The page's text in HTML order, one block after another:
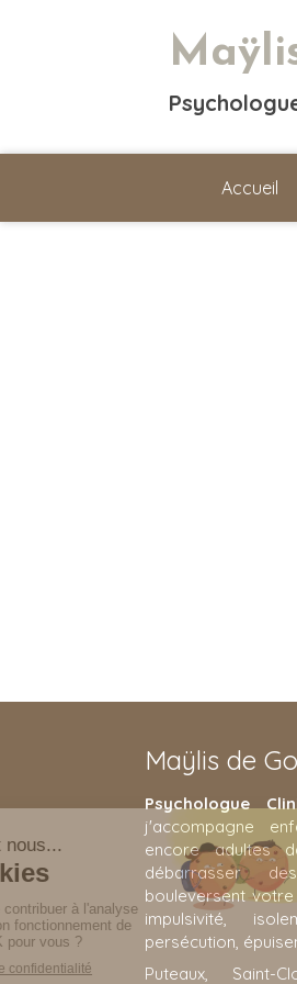
Accueil
Maÿlis de
Psychologue
j'accompagne
encore adultes
débarrasser
bouleversent
impulsivité,
persécution,
Puteaux, Saint-